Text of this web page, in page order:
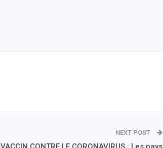
NEXT POST